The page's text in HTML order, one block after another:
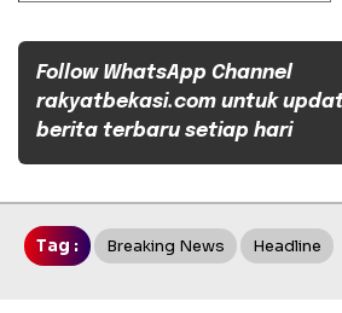
Follow WhatsApp Channel
rakyatbekasi.com untuk
berita terbaru setiap hari
Tag : Breaking News Headline